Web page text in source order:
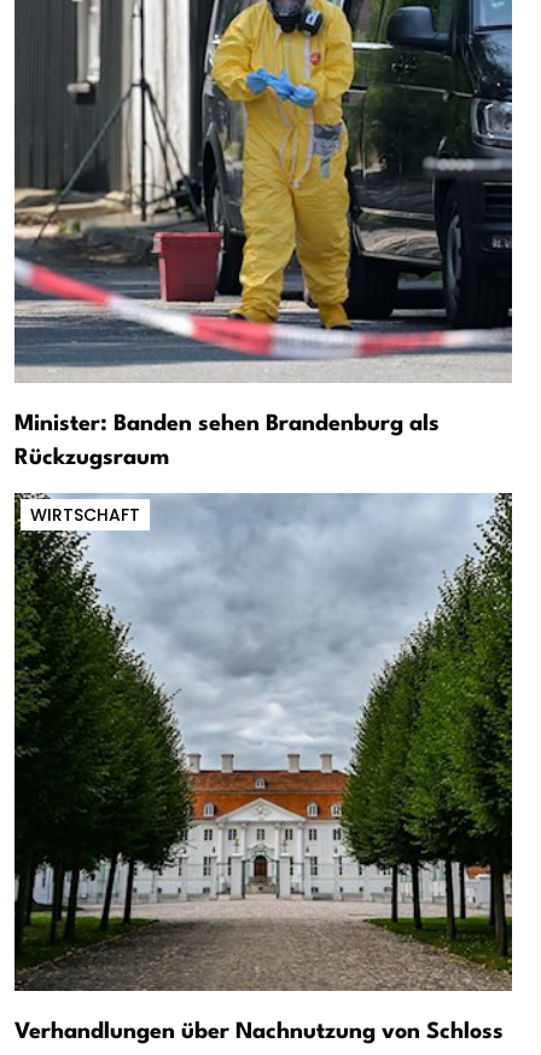
Minister: Banden sehen Brandenburg als
Rückzugsraum
WIRTSCHAFT
Verhandlungen über Nachnutzung von Schloss